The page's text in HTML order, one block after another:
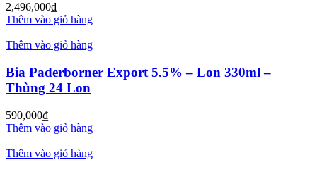
2,496,000₫
Thêm vào giỏ hàng
Thêm vào giỏ hàng
Bia Paderborner Export 5.5% – Lon 330ml –
Thùng 24 Lon
590,000₫
Thêm vào giỏ hàng
Thêm vào giỏ hàng